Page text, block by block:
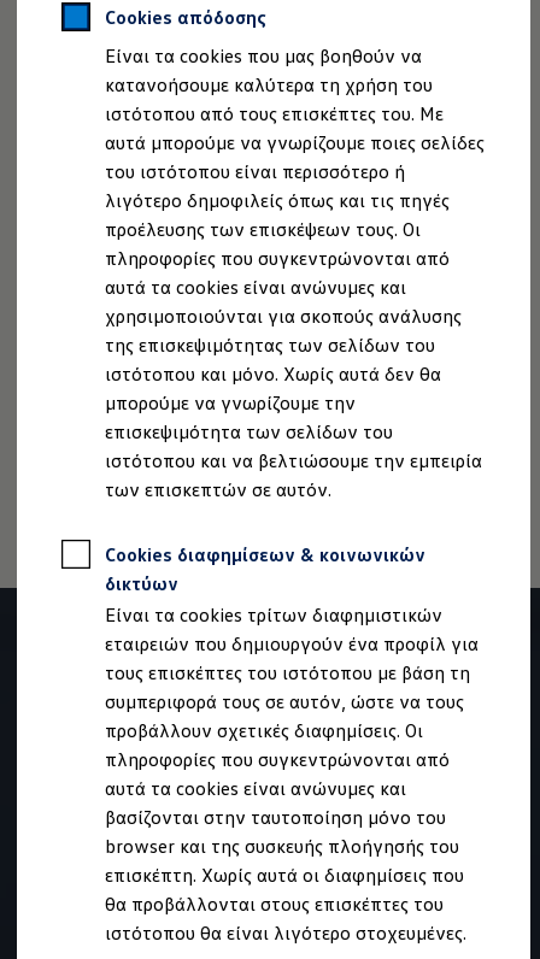
Cookies απόδοσης
Είναι τα cookies που μας βοηθούν να
κατανοήσουμε καλύτερα τη χρήση του
ιστότοπου από τους επισκέπτες του. Με
αυτά μπορούμε να γνωρίζουμε ποιες σελίδες
του ιστότοπου είναι περισσότερο ή
λιγότερο δημοφιλείς όπως και τις πηγές
προέλευσης των επισκέψεων τους. Οι
πληροφορίες που συγκεντρώνονται από
αυτά τα cookies είναι ανώνυμες και
χρησιμοποιούνται για σκοπούς ανάλυσης
της επισκεψιμότητας των σελίδων του
ιστότοπου και μόνο. Χωρίς αυτά δεν θα
μπορούμε να γνωρίζουμε την
επισκεψιμότητα των σελίδων του
ιστότοπου και να βελτιώσουμε την εμπειρία
των επισκεπτών σε αυτόν.
Cookies διαφημίσεων & κοινωνικών
δικτύων
Είναι τα cookies τρίτων διαφημιστικών
εταιρειών που δημιουργούν ένα προφίλ για
τους επισκέπτες του ιστότοπου με βάση τη
συμπεριφορά τους σε αυτόν, ώστε να τους
προβάλλουν σχετικές διαφημίσεις. Οι
πληροφορίες που συγκεντρώνονται από
αυτά τα cookies είναι ανώνυμες και
βασίζονται στην ταυτοποίηση μόνο του
browser και της συσκευής πλοήγησής του
επισκέπτη. Χωρίς αυτά οι διαφημίσεις που
θα προβάλλονται στους επισκέπτες του
ιστότοπου θα είναι λιγότερο στοχευμένες.
Χρηματοδότηση και Leasing
Volkswagen Easy Living
Χρηματοδότηση Auto Credit
Χρηματοδότηση Classic Credit
Καινοτόμες Τεχνολογίες
Ιδιοκτήτες και υπηρεσίες After Sales
myVolkswagen
Service και γνήσια ανταλλακτικά
Επιθεώρηση & ΚΤΕΟ
Επισκευές & έλεγχοι
Λιπαντικά κινητήρα και υγρά
Τροχοί και ελαστικά
Οδική Βοήθεια
Volkswagen Service
Ανταλλακτικά Volkswagen
Γνήσια αξεσουάρ Volkswagen
Γνήσια αξεσουάρ Volkswagen ειδικά για κάθε
Εσωτερική και εξωτερική προστασία
Λύσεις μεταφοράς και αποσκευών
Ψυχαγωγία και ηλεκτρονικές συσκευές
Εξατομίκευση
Επιτοίχιος σταθμός φόρτισης και καλώδια
Συλλογές Lifestyle
Εφαρμογές Volkswagen, σύνδεση και
Σύνδεση κινητού τηλεφώνου και οχήματος
We Charge - Υπηρεσία Φόρτισης
Πληροφορίες Πελάτη
Ανακύκλωση & Επιστροφή
Ανακλήσεις ασφαλείας και Τεχνικά μέτρα
Προειδοποιητικές και ενδεικτικές λυχνίες
Eνημερώσεις λογισμικού
Digital Manual - Ψηφιακό εγχειρίδιο
XTL diesel fuel
Υπηρεσίες Volkswagen
Υπηρεσίες Volkswagen Click@Service
Pick Up & Delivery
Φροντίδα Clean Plus
Επαγγελματικά Οχήματα Volkswagen
Συντήρηση & Επισκευή Επαγγελματικών
Σημαντικές πληροφορίες
Εγγύηση Επαγγελματικών Volkswagen
Συνολική ισχύς 480 Watt
Ενισχυτής 12 καναλιών
Subwoofer
Νομική Σημείωση Προστασία Δεδομένων
Imprint
Πολιτική cookies
Άδειες Χρήσης Τρίτων
Πληροφορίες Ασφαλείας Προϊόντων
Volkswagen AG (Στοιχεία έκδοσης και νομικά κείμενα)
Δήλωση Προσβασιμότητας
Πληροφορίες για την Προσβασιμότητα
EU Data Act
Ανάκληση Ψηφιακών υπηρεσιών